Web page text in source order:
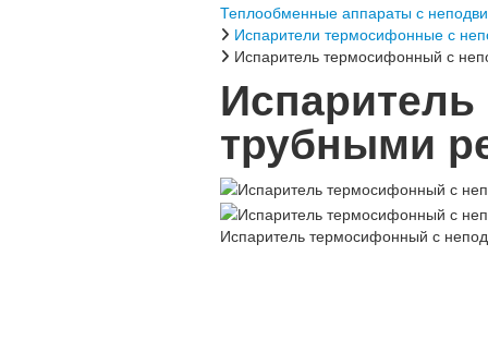
Теплообменные аппараты с
Испарители термосифонные с
Испаритель термосифонный с
трубными
Испаритель термосифонный с